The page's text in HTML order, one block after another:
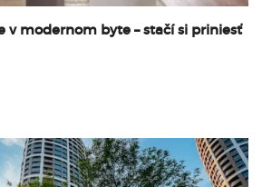
v modernom byte – stačí si priniesť